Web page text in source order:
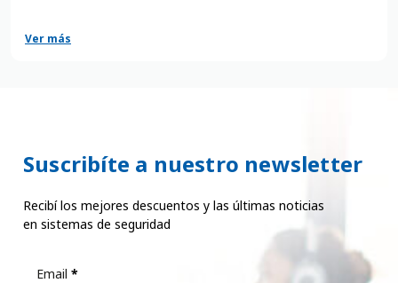
Ver más
Suscribíte a nuestro newsletter
Recibí los mejores descuentos y las últimas noticias
en sistemas de seguridad
Email *